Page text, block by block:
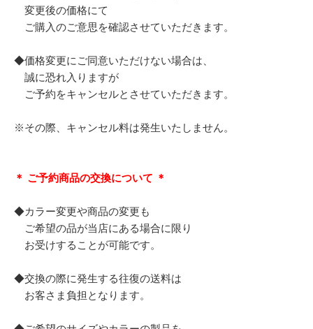
変更後の価格にて
ご購入のご意思を確認させていただきます。
◆価格変更にご同意いただけない場合は、
誠に恐れ入りますが
ご予約をキャンセルとさせていただきます。
※その際、キャンセル料は発生いたしません。
＊ ご予約商品の交換について ＊
◆カラー変更や商品の変更も
ご希望の品が当店にある場合に限り
お受けすることが可能です。
◆交換の際に発生する往復の送料は
お客さま負担となります。